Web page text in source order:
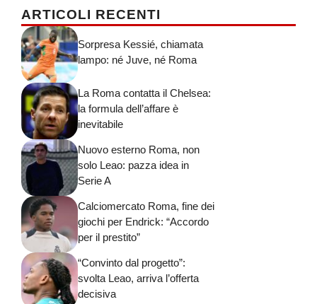
ARTICOLI RECENTI
Sorpresa Kessié, chiamata
lampo: né Juve, né Roma
La Roma contatta il Chelsea:
la formula dell’affare è
inevitabile
Nuovo esterno Roma, non
solo Leao: pazza idea in
Serie A
Calciomercato Roma, fine dei
giochi per Endrick: “Accordo
per il prestito”
“Convinto dal progetto”:
svolta Leao, arriva l’offerta
decisiva